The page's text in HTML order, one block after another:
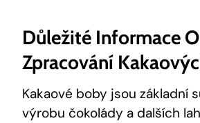
Důležité Informace O
Zpracování
Kakaové boby jsou základní
výrobu čokolády a dalších